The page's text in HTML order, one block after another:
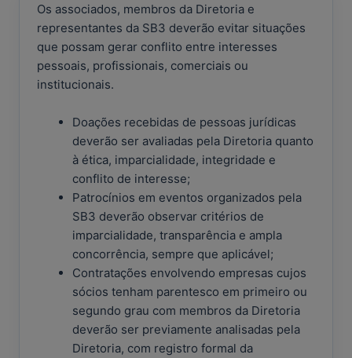
Os associados, membros da Diretoria e
representantes da SB3 deverão evitar situações
que possam gerar conflito entre interesses
pessoais, profissionais, comerciais ou
institucionais.
Doações recebidas de pessoas jurídicas
deverão ser avaliadas pela Diretoria quanto
à ética, imparcialidade, integridade e
conflito de interesse;
Patrocínios em eventos organizados pela
SB3 deverão observar critérios de
imparcialidade, transparência e ampla
concorrência, sempre que aplicável;
Contratações envolvendo empresas cujos
sócios tenham parentesco em primeiro ou
segundo grau com membros da Diretoria
deverão ser previamente analisadas pela
Diretoria, com registro formal da